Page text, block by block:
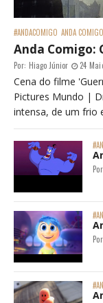
#ANDACOMIGO ANDA COMIGO
Anda Comigo:
Por: Hiago Júnior 24
Cena do filme
Pictures Mundo |
intensa, de um frio